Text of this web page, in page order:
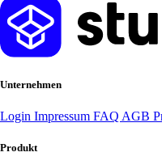
Unternehmen
Login Impressum FAQ AGB
Produkt